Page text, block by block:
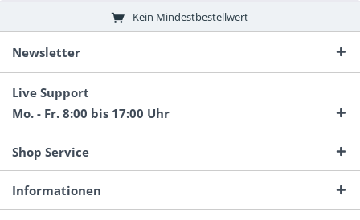
Kein Mindestbestellwert
Newsletter
Live Support
Mo. - Fr. 8:00 bis 17:00 Uhr
Shop Service
Informationen